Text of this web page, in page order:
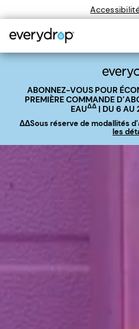
ABONNEZ-VOUS POUR
PREMIÈRE COMMANDE
EAUΔΔ | DU 6 AU
ΔΔSous réserve de modallités
les